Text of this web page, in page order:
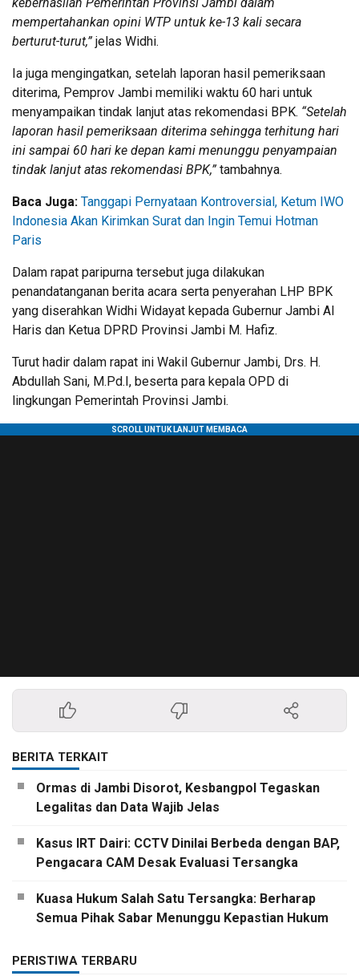
mempertahankan opini WTP untuk ke-13 kali secara
berturut-turut,” jelas Widhi.
Ia juga mengingatkan, setelah laporan hasil pemeriksaan
diterima, Pemprov Jambi memiliki waktu 60 hari untuk
menyampaikan tindak lanjut atas rekomendasi BPK. “Setelah
laporan hasil pemeriksaan diterima sehingga terhitung hari
ini sampai 60 hari ke depan kami menunggu penyampaian
tindak lanjut atas rekomendasi BPK,” tambahnya.
Baca Juga: Tanggapi Pernyataan Kontroversial, Ketum IWO
Indonesia Akan Kirimkan Surat dan Ingin Temui Hotman
Paris
Dalam rapat paripurna tersebut juga dilakukan
penandatanganan berita acara serta penyerahan LHP BPK
yang diserahkan Widhi Widayat kepada Gubernur Jambi Al
Haris dan Ketua DPRD Provinsi Jambi M. Hafiz.
Turut hadir dalam rapat ini Wakil Gubernur Jambi, Drs. H.
Abdullah Sani, M.Pd.I, beserta para kepala OPD di
lingkungan Pemerintah Provinsi Jambi.
BERITA TERKAIT
Ormas di Jambi Disorot, Kesbangpol Tegaskan
Legalitas dan Data Wajib Jelas
Kasus IRT Dairi: CCTV Dinilai Berbeda dengan BAP,
Pengacara CAM Desak Evaluasi Tersangka
Kuasa Hukum Salah Satu Tersangka: Berharap
Semua Pihak Sabar Menunggu Kepastian Hukum
PERISTIWA TERBARU